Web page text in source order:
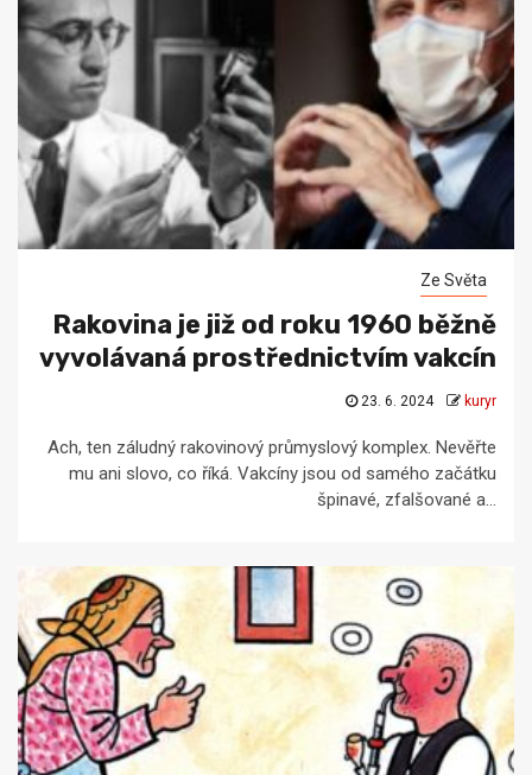
Ze Světa
Rakovina je již od roku 1960 běžně
vyvolávaná prostřednictvím vakcín
23. 6. 2024 kuryr
Ach, ten záludný rakovinový průmyslový komplex. Nevěřte
mu ani slovo, co říká. Vakcíny jsou od samého začátku
špinavé, zfalšované a...